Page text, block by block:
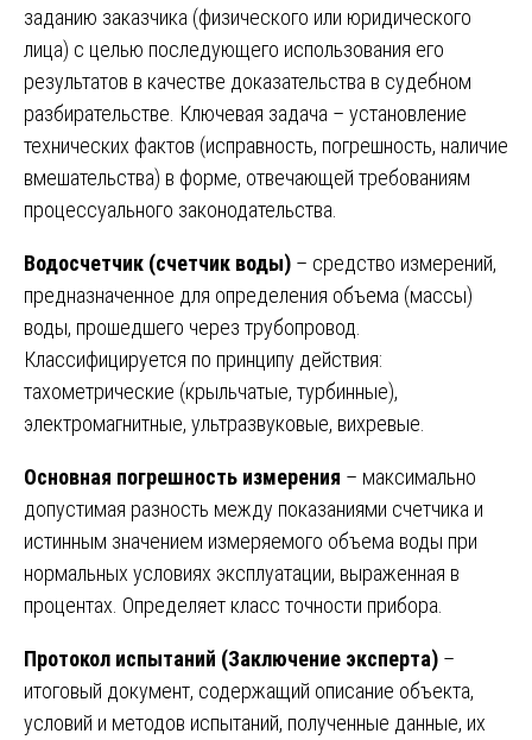
заданию заказчика (физического или юридического
лица) с целью последующего использования его
результатов в качестве доказательства в судебном
разбирательстве. Ключевая задача – установление
технических фактов (исправность, погрешность, наличие
вмешательства) в форме, отвечающей требованиям
процессуального законодательства.
Водосчетчик (счетчик воды) – средство измерений,
предназначенное для определения объема (массы)
воды, прошедшего через трубопровод.
Классифицируется по принципу действия:
тахометрические (крыльчатые, турбинные),
электромагнитные, ультразвуковые, вихревые.
Основная погрешность измерения – максимально
допустимая разность между показаниями счетчика и
истинным значением измеряемого объема воды при
нормальных условиях эксплуатации, выраженная в
процентах. Определяет класс точности прибора.
Протокол испытаний (Заключение эксперта) –
итоговый документ, содержащий описание объекта,
условий и методов испытаний, полученные данные, их